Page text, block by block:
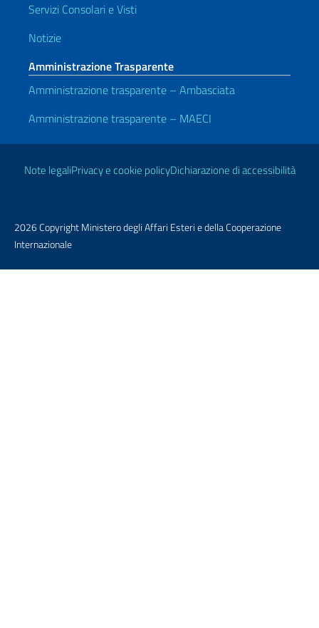
Servizi Consolari e Visti
Notizie
Amministrazione Trasparente
Amministrazione trasparente – Ambasciata
Amministrazione trasparente – MAECI
Link Utili
Note legaliPrivacy e cookie policyDichiarazione di accessibilità
2026 Copyright Ministero degli Affari Esteri e della Cooperazione
Internazionale